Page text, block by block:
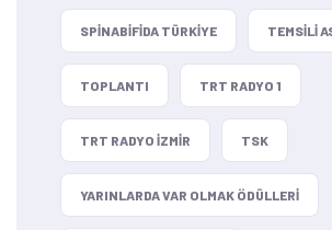
SPINABIFIDA TÜRKIYE TEMSILI
TOPLANTI TRT RADYO 1
TRT RADYO IZMIR TSK
YARINLARDA VAR OLMAK ÖDÜLLERI